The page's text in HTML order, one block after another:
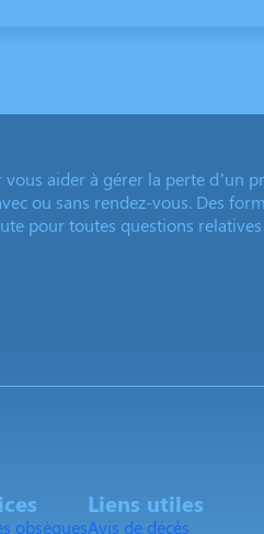
aider à gérer la perte d’un
ou sans rendez-vous. Des
pour toutes questions
obsèques
Liens utiles
Avis de décès